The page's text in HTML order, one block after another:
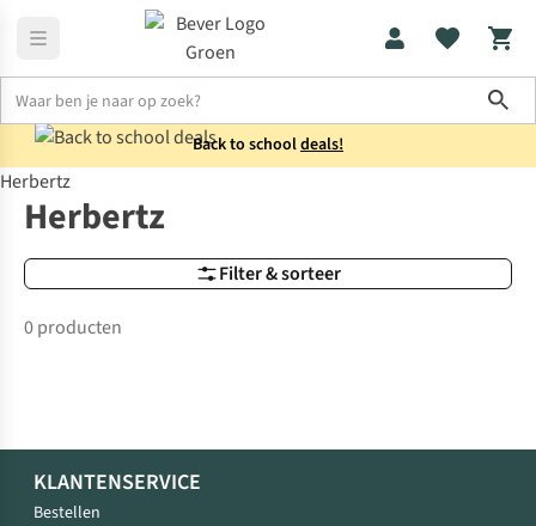
Back to schooldeals!
Merken Herbertz
Herbertz
Filter & sorteer
Herbertz
0 producten
KLANTENSERVICE
Bestellen